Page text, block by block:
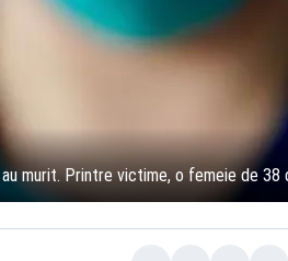
murit. Printre victime, o femeie de 38